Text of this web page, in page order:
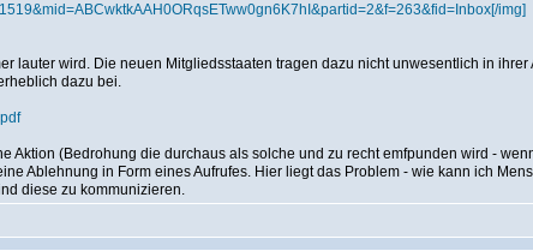
img]
lauter wird. Die neuen Mitgliedsstaaten tragen dazu nicht unwesentlich in
dazu bei.
Aktion (Bedrohung die durchaus als solche und zu recht emfpunden wird -
Ablehnung in Form eines Aufrufes. Hier liegt das Problem - wie kann ich
diese zu kommunizieren.